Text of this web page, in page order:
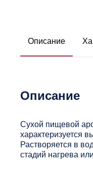
Описание
Описание
Сухой пищевой
характеризуется
Растворяется в
стадий нагрева